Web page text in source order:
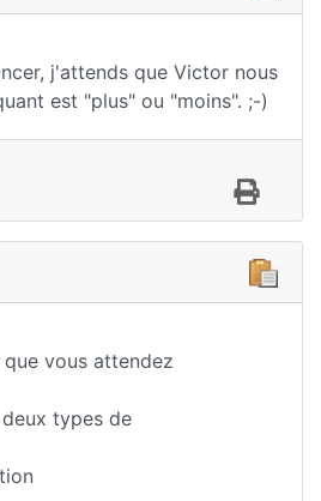
j'attends que Victor nous
est "plus" ou "moins". ;-)
vous attendez
types de